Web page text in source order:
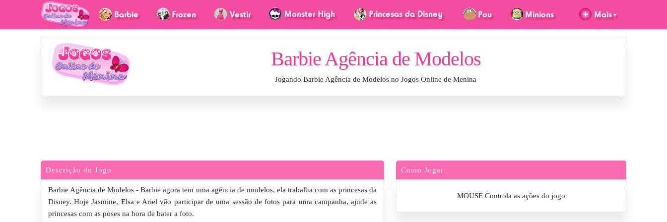
Barbie Agência de Modelos
Jogando Barbie Agência de Modelos no Jogos Online de Menina
Descrição do Jogo
Barbie Agência de Modelos - Barbie agora tem uma agência de modelos, ela trabalha com as princesas da
Disney. Hoje Jasmine, Elsa e Ariel vão participar de uma sessão de fotos para uma campanha, ajude as
princesas com as poses na hora de bater a foto.
Como Jogar
MOUSE Controla as ações do jogo